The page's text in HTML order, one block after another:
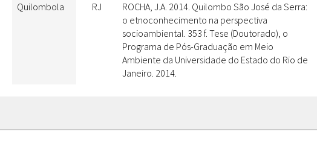
Quilombola RJ
ROCHA, J.A. 2014. Quilombo São José da Serra:
o etnoconhecimento na perspectiva
socioambiental. 353 f. Tese (Doutorado), o
Programa de Pós-Graduação em Meio
Ambiente da Universidade do Estado do Rio de
Janeiro. 2014.